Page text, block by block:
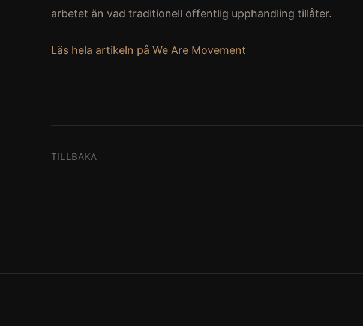
arbetet än vad traditionell offentlig upphandling tillåter.
Läs hela artikeln på We Are Movement
TILLBAKA